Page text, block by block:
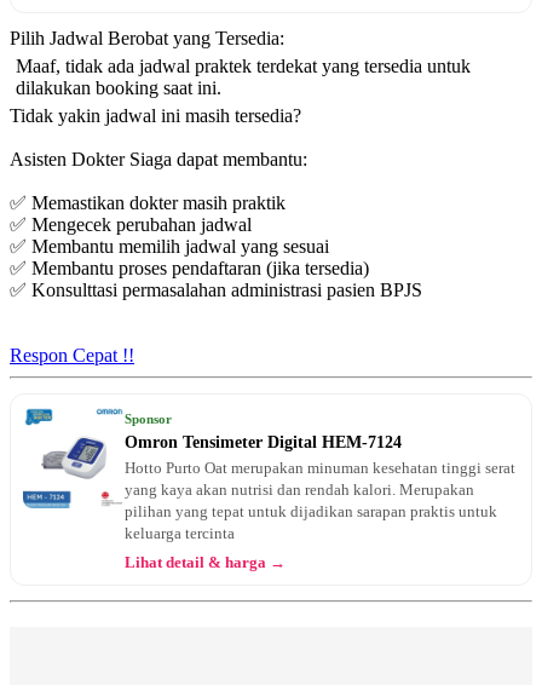
Pilih Jadwal Berobat yang Tersedia:
Maaf, tidak ada jadwal praktek terdekat yang tersedia untuk
dilakukan booking saat ini.
Tidak yakin jadwal ini masih tersedia?
Asisten Dokter Siaga dapat membantu:
✅ Memastikan dokter masih praktik
✅ Mengecek perubahan jadwal
✅ Membantu memilih jadwal yang sesuai
✅ Membantu proses pendaftaran (jika tersedia)
✅ Konsulttasi permasalahan administrasi pasien BPJS
Respon Cepat !!
Sponsor
Omron Tensimeter Digital HEM-7124
Hotto Purto Oat merupakan minuman kesehatan tinggi serat
yang kaya akan nutrisi dan rendah kalori. Merupakan
pilihan yang tepat untuk dijadikan sarapan praktis untuk
keluarga tercinta
Lihat detail & harga →